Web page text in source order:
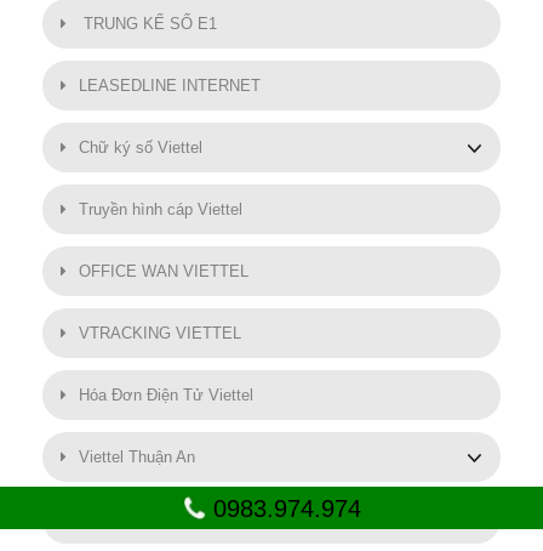
TRUNG KẾ SỐ E1
LEASEDLINE INTERNET
Chữ ký số Viettel
Truyền hình cáp Viettel
OFFICE WAN VIETTEL
VTRACKING VIETTEL
Hóa Đơn Điện Tử Viettel
Viettel Thuận An
SMART MOTOR VIETTEL0983.974.974